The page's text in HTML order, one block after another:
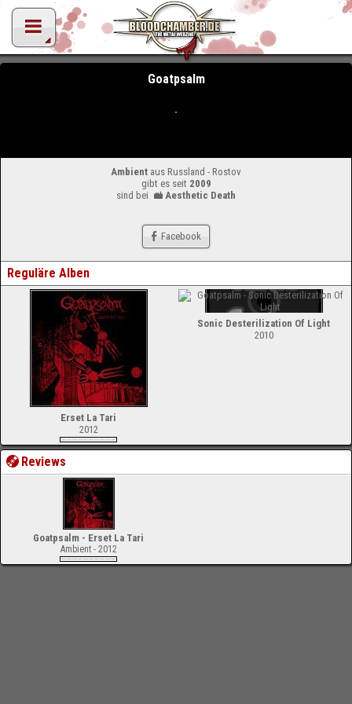
Goatpsalm
Ambient aus Russland - Rostov
gibt es seit 2009
sind bei
Aesthetic Death
Facebook
Reguläre Alben
Erset La Tari
2012
Sonic Desterilization Of Light
2010
Reviews
Goatpsalm - Erset La Tari
Ambient - 2012